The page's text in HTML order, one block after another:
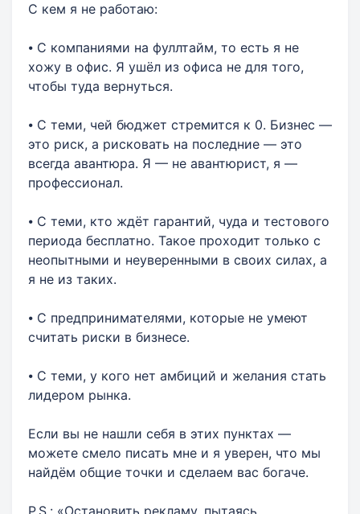
С кем я не работаю:
⦁ С компаниями на фуллтайм, то есть я не
хожу в офис. Я ушёл из офиса не для того,
чтобы туда вернуться.
⦁ С теми, чей бюджет стремится к 0. Бизнес —
это риск, а рисковать на последние — это
всегда авантюра. Я — не авантюрист, я —
профессионал.
⦁ С теми, кто ждёт гарантий, чуда и тестового
периода бесплатно. Такое проходит только с
неопытными и неуверенными в своих силах, а
я не из таких.
⦁ С предпринимателями, которые не умеют
считать риски в бизнесе.
⦁ С теми, у кого нет амбиций и желания стать
лидером рынка.
Если вы не нашли себя в этих пунктах —
можете смело писать мне и я уверен, что мы
найдём общие точки и сделаем вас богаче.
P.S.: «Остановить рекламу, пытаясь